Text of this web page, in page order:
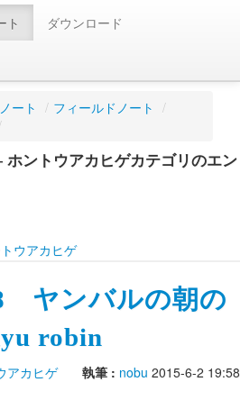
ト
ダウンロード
ート / フィールドノート /
ホントウアカヒゲカテゴリのエン
ウアカヒゲ
ヤンバルの朝の
robin
アカヒゲ 執筆 : nobu 2015-6-2 19:58